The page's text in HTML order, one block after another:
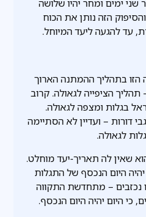
שני ימים ומחר יהיו שלושה
הזה נותן את הכוח
עד להגעה ליעד המיוחל.
בתהליך ההמתנה הארוך
הציפייה לגאולה. קרוב
בגלות ומצפה לגאולה.
דורות – ועדיין לא הסתיימה
לגאולה.
שאין לה תאריך-יעד מוחלט.
יהיה היום הנכסף של התגלות
נכזבים – מתחדשת התקווה
כי היום יהיה היום הנכסף.